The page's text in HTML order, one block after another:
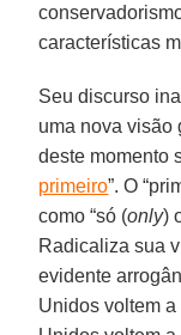
características
Seu discurso
uma nova visão
deste momento
primeiro”. O
como “só (only)
Radicaliza sua
evidente
Unidos voltem